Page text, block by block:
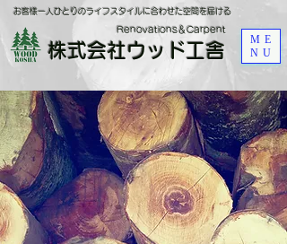
お客様一人ひとりのライフスタイルに合わせた空間を届ける
株式会社ウッド工舎
​Renovations＆Carpent
ME
NU